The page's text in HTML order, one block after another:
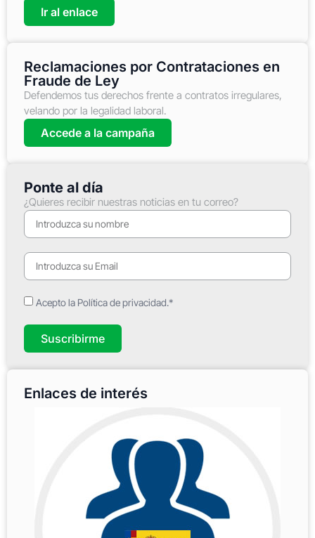
Ir al enlace
Reclamaciones por Contrataciones en
Fraude de Ley
Defendemos tus derechos frente a contratos irregulares,
velando por la legalidad laboral.
Accede a la campaña
Ponte al día
¿Quieres recibir nuestras noticias en tu correo?
Acepto la Política de privacidad.*
Suscribirme
Enlaces de interés